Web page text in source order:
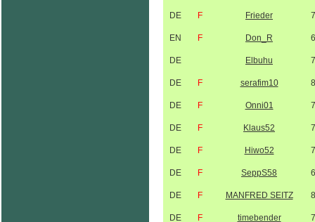
DE F Frieder
EN F Don_R
DE Elbuhu
DE F serafim10
DE F Onni01
DE F Klaus52
DE F Hiwo52
DE F SeppS58
DE F MANFRED SEITZ
DE F timebender